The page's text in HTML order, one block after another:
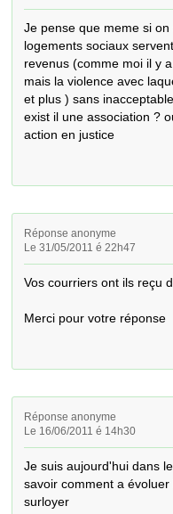
Je pense que meme si
logements sociaux
revenus (comme moi il y
mais la violence avec
et plus ) sans inacceptable
exist il une association ?
action en justice
Réponse anonyme
Le 31/05/2011 é 22h47
Vos courriers ont ils reçu
Merci pour votre réponse
Réponse anonyme
Le 16/06/2011 é 14h30
Je suis aujourd'hui dans
savoir comment a
surloyer